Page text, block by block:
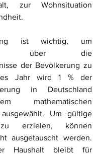
zur Wohnsituation
ist wichtig, um
über die
der Bevölkerung zu
Jahr wird 1 % der
in Deutschland
mathematischen
Um gültige
zu erzielen, können
ausgetauscht werden.
Haushalt bleibt für